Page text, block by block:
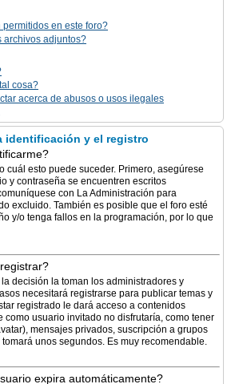
en este foro?
archivos adjuntos?
cosa?
acerca de abusos o usos ilegales
identificación y el registro
cuál esto puede suceder. Primero, asegúrese
y contraseña se encuentren escritos
con La Administración para
excluido. También es posible que el foro esté
y/o tenga fallos en la programación, por lo que
decisión la toman los administradores y
necesitará registrarse para publicar temas y
registrado le dará acceso a contenidos
como usuario invitado no disfrutaría, como tener
mensajes privados, suscripción a grupos
unos segundos. Es muy recomendable.
expira automáticamente?